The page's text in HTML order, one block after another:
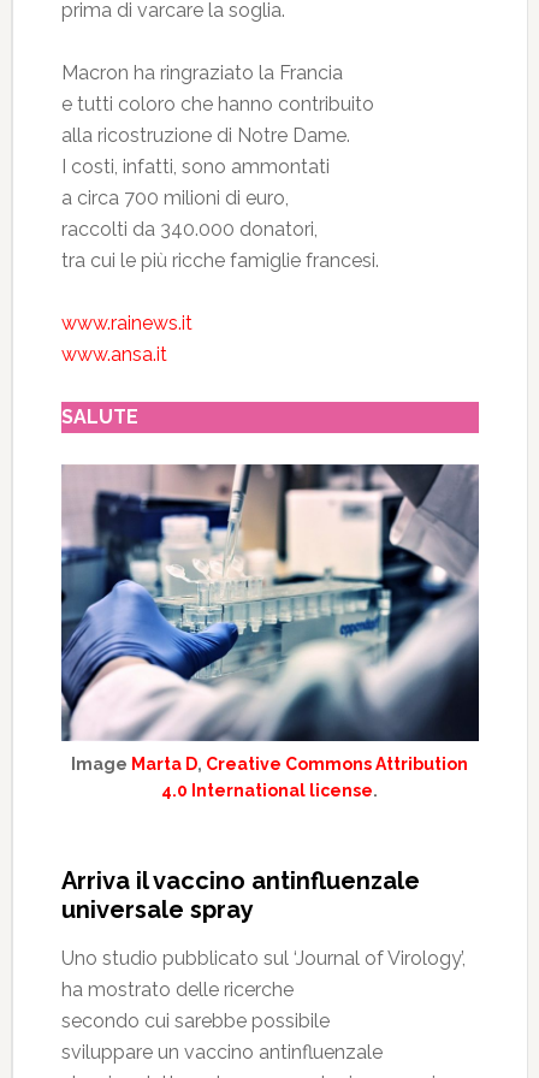
prima di varcare la soglia.
Macron ha ringraziato la Francia
e tutti coloro che hanno contribuito
alla ricostruzione di Notre Dame.
I costi, infatti, sono ammontati
a circa 700 milioni di euro,
raccolti da 340.000 donatori,
tra cui le più ricche famiglie francesi.
www.rainews.it
www.ansa.it
SALUTE
Image Marta D, Creative Commons Attribution
4.0 International license.
Arriva il vaccino antinfluenzale
universale spray
Uno studio pubblicato sul ‘Journal of Virology’,
ha mostrato delle ricerche
secondo cui sarebbe possibile
sviluppare un vaccino antinfluenzale